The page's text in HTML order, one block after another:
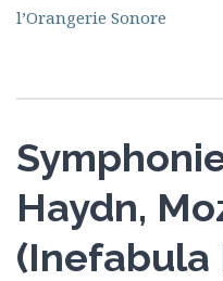
l’Orangerie Sonore
Haydn,
(Inefabula